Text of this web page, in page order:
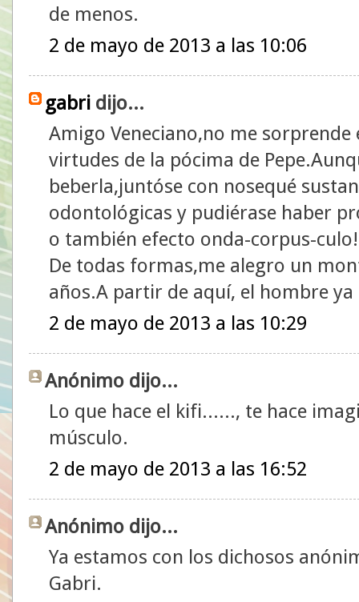
de menos.
2 de mayo de 2013 a las 10:06
gabri dijo...
Amigo Veneciano,no me
virtudes de la pócima de
beberla,juntóse con nosequé
odontológicas y pudiérase haber
o también efecto onda-corpus-
De todas formas,me alegro un
años.A partir de aquí, el hombre
2 de mayo de 2013 a las 10:29
Anónimo dijo...
Lo que hace el kifi......, te hace
músculo.
2 de mayo de 2013 a las 16:52
Anónimo dijo...
Ya estamos con los dichosos
Gabri.